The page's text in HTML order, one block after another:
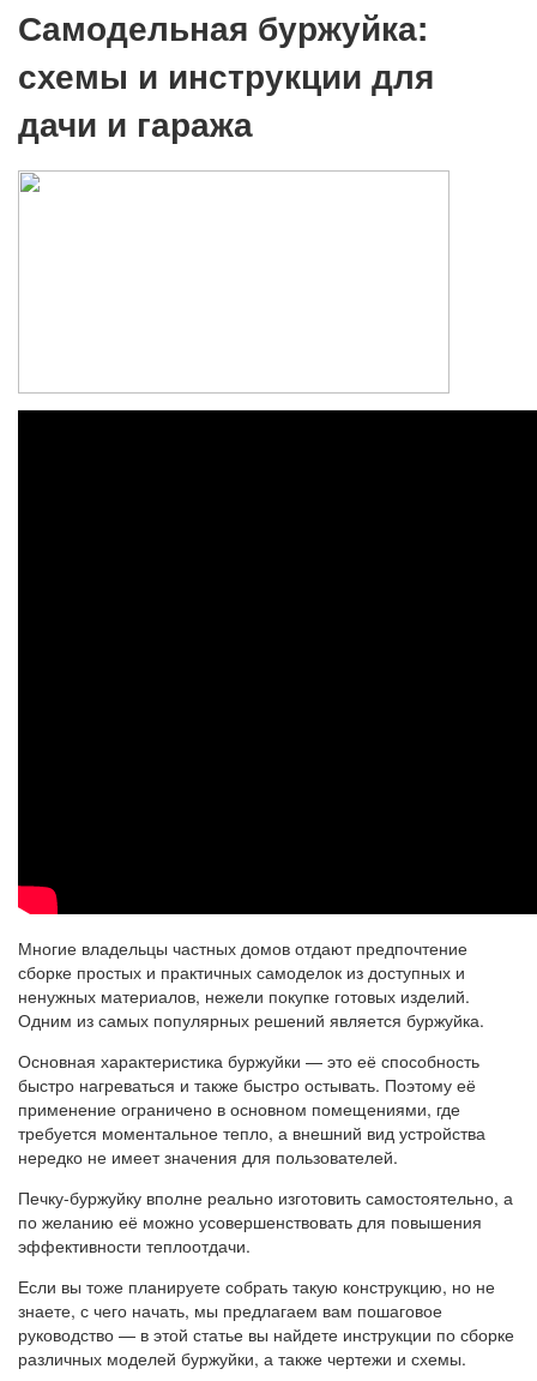
Самодельная буржуйка:
схемы и инструкции для
дачи и гаража
Многие владельцы частных домов отдают предпочтение
сборке простых и практичных самоделок из доступных и
ненужных материалов, нежели покупке готовых изделий.
Одним из самых популярных решений является буржуйка.
Основная характеристика буржуйки — это её способность
быстро нагреваться и также быстро остывать. Поэтому её
применение ограничено в основном помещениями, где
требуется моментальное тепло, а внешний вид устройства
нередко не имеет значения для пользователей.
Печку-буржуйку вполне реально изготовить самостоятельно, а
по желанию её можно усовершенствовать для повышения
эффективности теплоотдачи.
Если вы тоже планируете собрать такую конструкцию, но не
знаете, с чего начать, мы предлагаем вам пошаговое
руководство — в этой статье вы найдете инструкции по сборке
различных моделей буржуйки, а также чертежи и схемы.